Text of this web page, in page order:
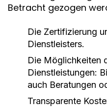
Betracht gezogen
Die Zertifizierung
Dienstleisters.
Die Möglichkeiten
Dienstleistungen:
auch Beratungen
Transparente